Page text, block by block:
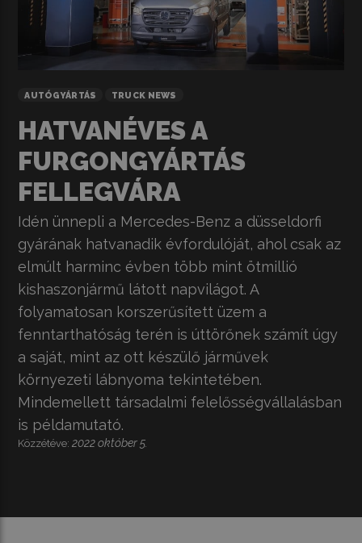
AUTÓGYÁRTÁS TRUCK NEWS
HATVANÉVES A
FURGONGYÁRTÁS
FELLEGVÁRA
Idén ünnepli a Mercedes-Benz a düsseldorfi
gyárának hatvanadik évfordulóját, ahol csak az
elmúlt harminc évben több mint ötmillió
kishaszonjármű látott napvilágot. A
folyamatosan korszerűsített üzem a
fenntarthatóság terén is úttörőnek számít úgy
a saját, mint az ott készülő járművek
környezeti lábnyoma tekintetében.
Mindemellett társadalmi felelősségvállalásban
is példamutató.
Közzétéve:2022 október 5.